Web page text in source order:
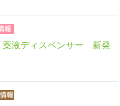
薬液ディスペンサー 新発